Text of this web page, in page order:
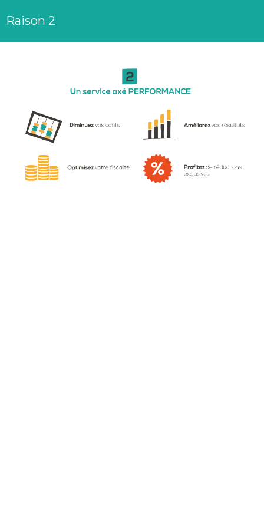
Raison 2